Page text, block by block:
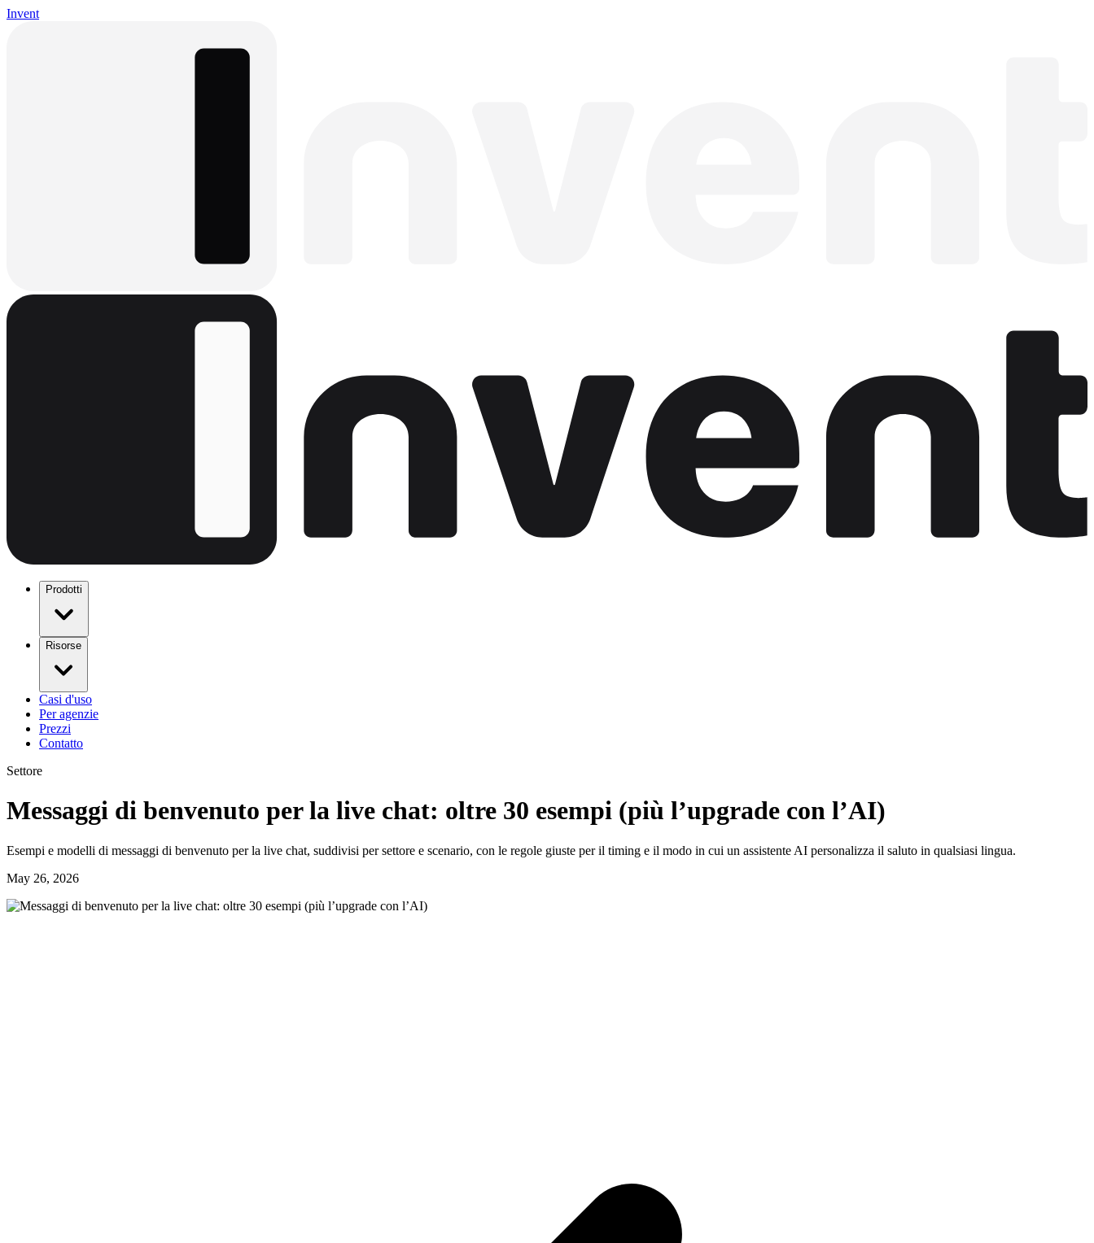
Invent
Prodotti
Risorse
Casi d'uso
Per agenzie
Prezzi
Contatto
Settore
Messaggi di benvenuto per la live chat: oltre 30 esempi (più l’upgrade con l’AI)
Esempi e modelli di messaggi di benvenuto per la live chat, suddivisi per settore e scenario, con le regole giuste per il timing e il modo in cui un assistente AI personalizza il saluto in qualsiasi lingua.
May 26, 2026